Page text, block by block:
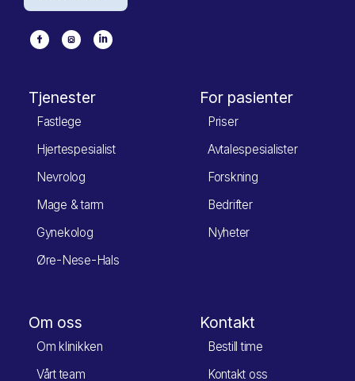
Tjenester
Fastlege
Hjertespesialist
Nevrolog
Mage & tarm
Gynekolog
Øre-Nese-Hals
For pasienter
Priser
Avtalespesialister
Forskning
Bedrifter
Nyheter
Om oss
Om klinikken
Vårt team
Kontakt
Bestill time
Kontakt oss